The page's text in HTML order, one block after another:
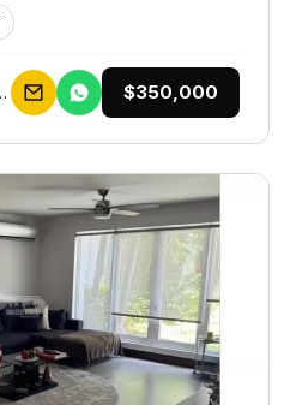
Raices $350,000